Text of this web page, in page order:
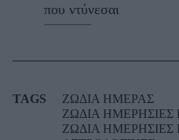
που ντύνεσαι
TAGS
ΖΩΔΙΑ ΗΜΕΡΑΣ
ΖΩΔΙΑ
ΖΩΔΙΑ